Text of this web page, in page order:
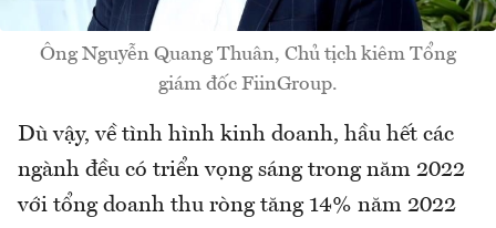
Ông Nguyễn Quang Thuân, Chủ tịch kiêm Tổng
giám đốc FiinGroup.
Dù vậy, về tình hình kinh doanh, hầu hết các
ngành đều có triển vọng sáng trong năm 2022
với tổng doanh thu ròng tăng 14% năm 2022